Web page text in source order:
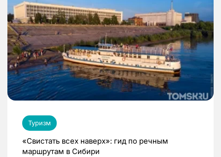
Туризм
«Свистать всех наверх»: гид по речным
маршрутам в Сибири